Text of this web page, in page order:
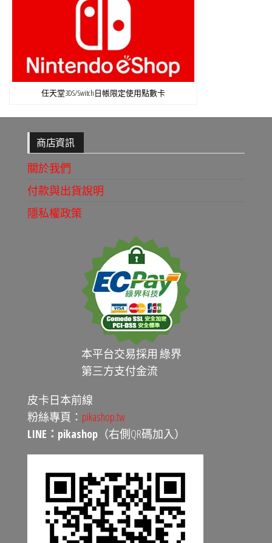
任天堂3DS/Switch日帳限定使用點數卡
商店資訊
關於我們
付款與出貨說明
隱私權政策
本平台交易採用 綠界
第三方支付金流
皮卡日本前線
粉絲專頁： pikashop.tw
LINE：pikashop （右側QR碼加入）